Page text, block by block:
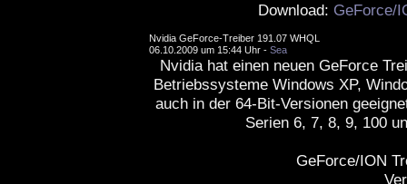
Download: GeForce/
Nvidia GeForce-Treiber 191.07 WHQL
06.10.2009 um 15:44 Uhr - Sea
Nvidia hat einen neuen GeForce
Betriebssysteme Windows XP,
auch in der 64-Bit-Versionen
Serien 6, 7, 8, 9, 100
GeForce/ION